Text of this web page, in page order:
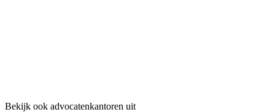
Bekijk ook advocatenkantoren uit